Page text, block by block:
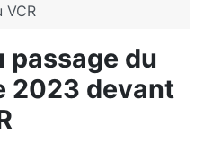
VCR
passage du
2023 devant